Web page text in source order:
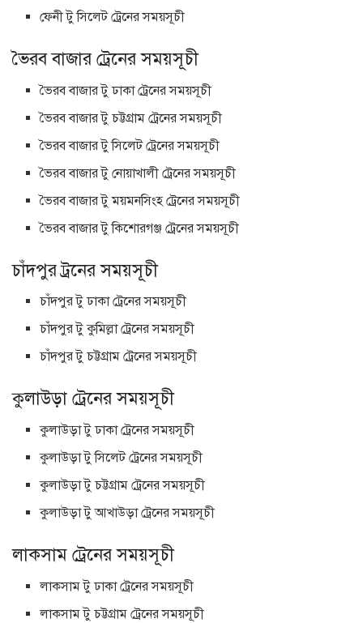
ফেনী টু সিলেট ট্রেনের সময়সূচী
ভৈরব বাজার ট্রেনের সময়সূচী
ভৈরব বাজার টু ঢাকা ট্রেনের সময়সূচী
ভৈরব বাজার টু চট্টগ্রাম ট্রেনের সময়সূচী
ভৈরব বাজার টু সিলেট ট্রেনের সময়সূচী
ভৈরব বাজার টু নোয়াখালী ট্রেনের সময়সূচী
ভৈরব বাজার টু ময়মনসিংহ ট্রেনের সময়সূচী
ভৈরব বাজার টু কিশোরগঞ্জ ট্রেনের সময়সূচী
চাঁদপুর ট্রনের সময়সূচী
চাঁদপুর টু ঢাকা ট্রেনের সময়সূচী
চাঁদপুর টু কুমিল্লা ট্রেনের সময়সূচী
চাঁদপুর টু চট্টগ্রাম ট্রেনের সময়সূচী
কুলাউড়া ট্রেনের সময়সূচী
কুলাউড়া টু ঢাকা ট্রেনের সময়সূচী
কুলাউড়া টু সিলেট ট্রেনের সময়সূচী
কুলাউড়া টু চট্টগ্রাম ট্রেনের সময়সূচী
কুলাউড়া টু আখাউড়া ট্রেনের সময়সূচী
লাকসাম ট্রেনের সময়সূচী
লাকসাম টু ঢাকা ট্রেনের সময়সূচী
লাকসাম টু চট্টগ্রাম ট্রেনের সময়সূচী